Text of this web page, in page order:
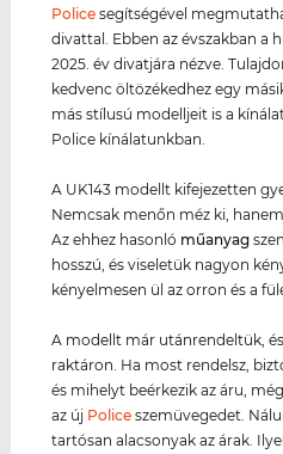
Police segítségével
divattal. Ebben az évszakban a
2025. év divatjára nézve.
kedvenc öltözékedhez egy
más stílusú modelljeit is a
Police kínálatunkban.
A UK143 modellt kifejezetten
Nemcsak menőn méz ki,
Az ehhez hasonló műanyag
hosszú, és viseletük nagyon
kényelmesen ül az orron és a
A modellt már utánrendeltük,
raktáron. Ha most rendelsz,
és mihelyt beérkezik az áru,
az új Police szemüvegedet.
tartósan alacsonyak az árak.